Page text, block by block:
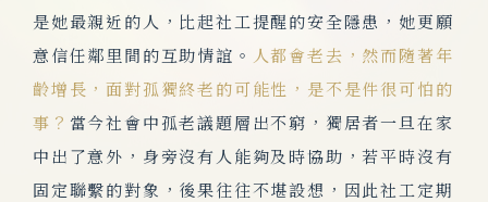
是她最親近的人，比起社工提醒的安全隱患，她更願
意信任鄰里間的互助情誼。 人都會老去，然而隨著年
齡增長，面對孤獨終老的可能性，是不是件很可怕的
事？ 當今社會中孤老議題層出不窮，獨居者一旦在家
中出了意外，身旁沒有人能夠及時協助，若平時沒有
固定聯繫的對象，後果往往不堪設想，因此社工定期